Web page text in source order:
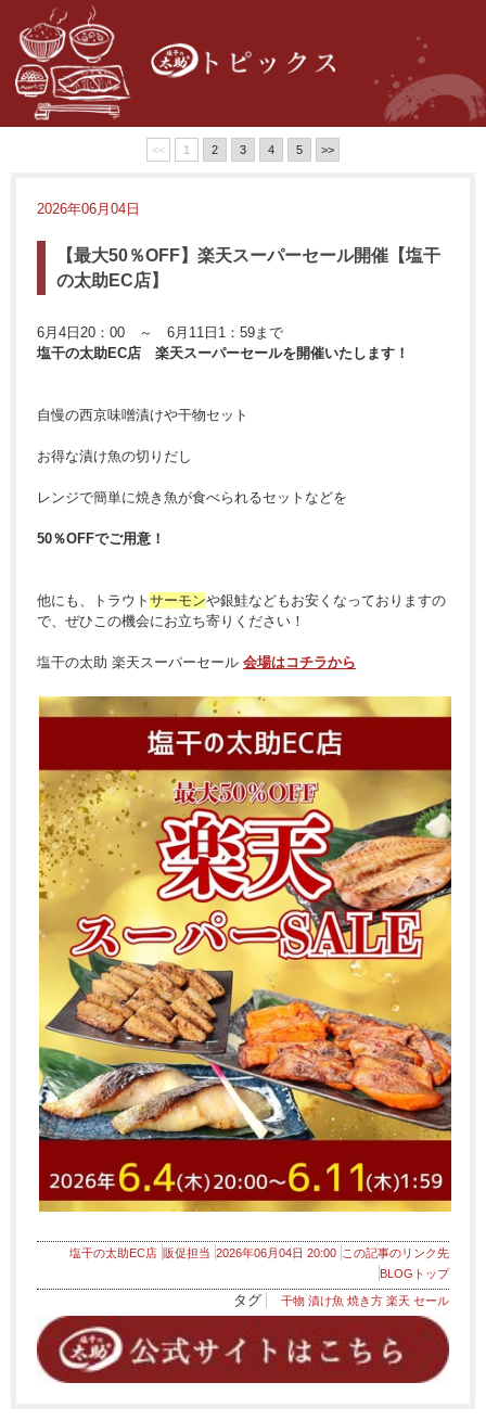
<< 1 2 3 4 5 >>
2026年06月04日
【最大50％OFF】楽天スーパーセール開催【塩干
の太助EC店】
6月4日20：00 ～ 6月11日1：59まで
塩干の太助EC店 楽天スーパーセールを開催いたします！
自慢の西京味噌漬けや干物セット
お得な漬け魚の切りだし
レンジで簡単に焼き魚が食べられるセットなどを
50％OFFでご用意！
他にも、トラウト サーモンや銀鮭などもお安くなっておりますの
で、ぜひこの機会にお立ち寄りください！
塩干の太助 楽天スーパーセール 会場はコチラから
塩干の太助EC店 販促担当 2026年06月04日 20:00 この記事のリンク先
BLOGトップ
タグ 干物 漬け魚 焼き方 楽天 セール